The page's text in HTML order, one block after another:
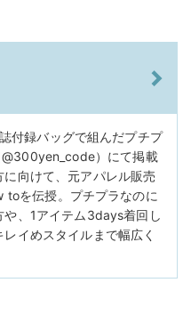
付録バッグで組んだプチプ
）にて掲載
向けて、元アパレル販売
toを伝授。プチプラなのに
、1アイテム3days着回し
イめスタイルまで幅広く